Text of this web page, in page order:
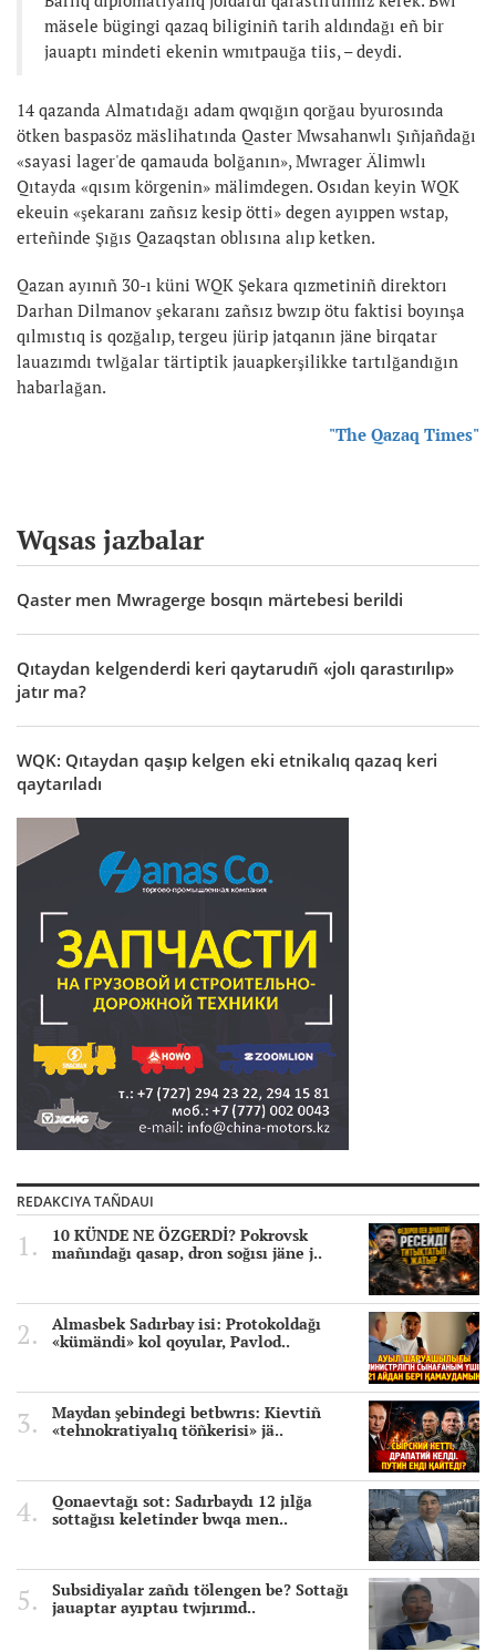
mäsele bügingi qazaq biliginiñ tarih aldındağı eñ bir
jauaptı mindeti ekenin wmıtpauğa tiis, – deydi.
14 qazanda Almatıdağı adam qwqığın qorğau byurosında
ötken baspasöz mäslihatında Qaster Mwsahanwlı Şıñjañdağı
«sayasi lager'de qamauda bolğanın», Mwrager Älimwlı
Qıtayda «qısım körgenin» mälimdegen. Osıdan keyin WQK
ekeuin «şekaranı zañsız kesip ötti» degen ayıppen wstap,
erteñinde Şığıs Qazaqstan oblısına alıp ketken.
Qazan ayınıñ 30-ı küni WQK Şekara qızmetiniñ direktorı
Darhan Dilmanov şekaranı zañsız bwzıp ötu faktisi boyınşa
qılmıstıq is qozğalıp, tergeu jürip jatqanın jäne birqatar
lauazımdı twlğalar tärtiptik jauapkerşilikke tartılğandığın
habarlağan.
"The Qazaq Times"
Wqsas jazbalar
Qaster men Mwragerge bosqın märtebesi berildi
Qıtaydan kelgenderdi keri qaytarudıñ «jolı qarastırılıp»
jatır ma?
WQK: Qıtaydan qaşıp kelgen eki etnikalıq qazaq keri
qaytarıladı
REDAKCIYA TAÑDAUI
10 KÜNDE NE ÖZGERDİ? Pokrovsk
mañındağı qasap, dron soğısı jäne j..
Almasbek Sadırbay isi: Protokoldağı
«kümändi» kol qoyular, Pavlod..
Maydan şebindegi betbwrıs: Kievtiñ
«tehnokratiyalıq töñkerisi» jä..
Qonaevtağı sot: Sadırbaydı 12 jılğa
sottağısı keletinder bwqa men..
Subsidiyalar zañdı tölengen be? Sottağı
jauaptar ayıptau twjırımd..